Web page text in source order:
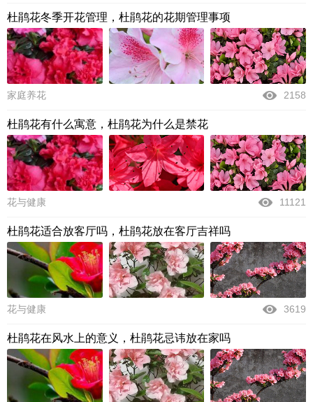
杜鹃花冬季开花管理，杜鹃花的花期管理事项
家庭养花 2158
杜鹃花有什么寓意，杜鹃花为什么是禁花
花与健康 11121
杜鹃花适合放客厅吗，杜鹃花放在客厅吉祥吗
花与健康 3619
杜鹃花在风水上的意义，杜鹃花忌讳放在家吗